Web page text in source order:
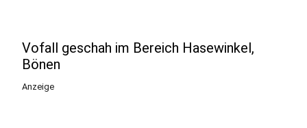
Vofall geschah im Bereich Hasewinkel,
Bönen
Anzeige